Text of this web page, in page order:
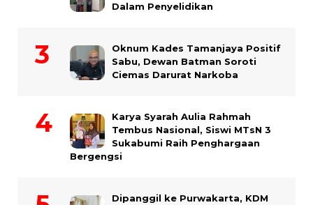
Dalam Penyelidikan
Oknum Kades Tamanjaya Positif
Sabu, Dewan Batman Soroti
Ciemas Darurat Narkoba
Karya Syarah Aulia Rahmah
Tembus Nasional, Siswi MTsN 3
Sukabumi Raih Penghargaan
Bergengsi
Dipanggil ke Purwakarta, KDM